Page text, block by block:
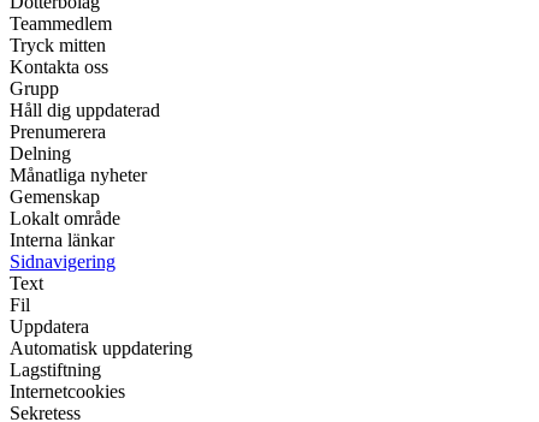
Teammedlem
Tryck mitten
Kontakta oss
Grupp
Håll dig uppdaterad
Prenumerera
Delning
Månatliga nyheter
Gemenskap
Lokalt område
Interna länkar
Sidnavigering
Text
Fil
Uppdatera
Automatisk uppdatering
Lagstiftning
Internetcookies
Sekretess